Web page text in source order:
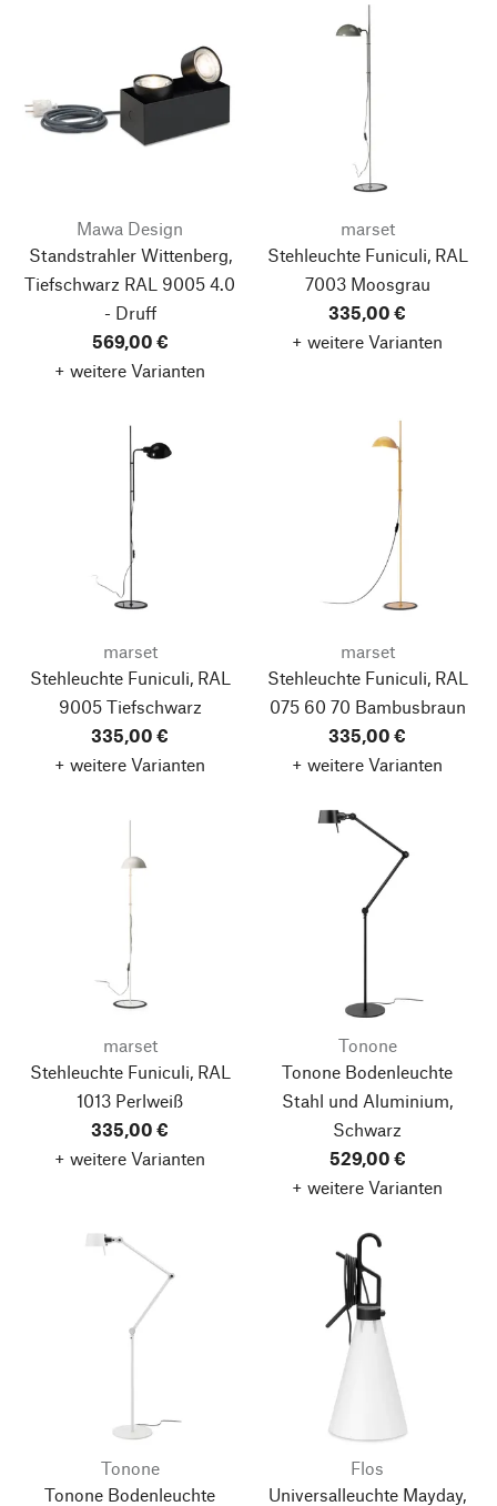
Mawa Design
Standstrahler Wittenberg,
Tiefschwarz RAL 9005 4.0
- Druff
569,00 €
+ weitere Varianten
marset
Stehleuchte Funiculi, RAL
7003 Moosgrau
335,00 €
+ weitere Varianten
marset
Stehleuchte Funiculi, RAL
9005 Tiefschwarz
335,00 €
+ weitere Varianten
marset
Stehleuchte Funiculi, RAL
075 60 70 Bambusbraun
335,00 €
+ weitere Varianten
marset
Stehleuchte Funiculi, RAL
1013 Perlweiß
335,00 €
+ weitere Varianten
Tonone
Tonone Bodenleuchte
Stahl und Aluminium,
Schwarz
529,00 €
+ weitere Varianten
Tonone
Tonone Bodenleuchte
Flos
Universalleuchte Mayday,